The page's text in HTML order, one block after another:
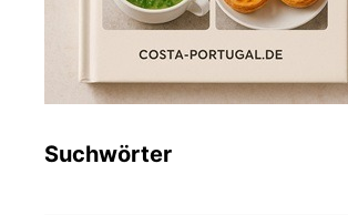
Suchwörter